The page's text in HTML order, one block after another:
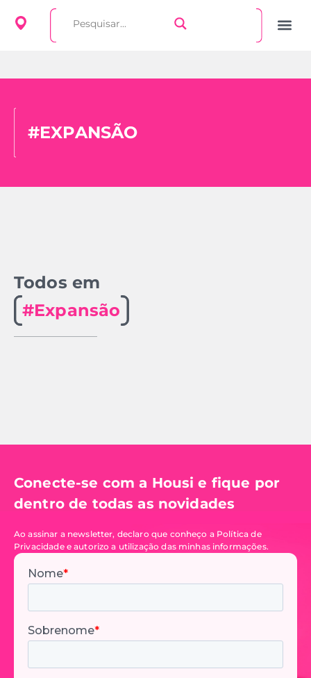
#EXPANSÃO
Todos em
#Expansão
Conecte-se com a Housi e fique por
dentro de todas as novidades
Ao assinar a newsletter, declaro que conheço a Política de
Privacidade e autorizo a utilização das minhas informações.